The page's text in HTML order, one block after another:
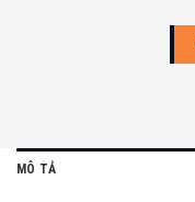
MÔ TẢ